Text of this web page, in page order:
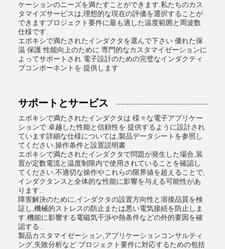
ケーションのニーズを満たすことができます.私たちのカス
タマイズサービスは,理想的な現在の評価を選択することが
できますプロジェクト要件に最も適した温度範囲と周波数
仕様です.
エポキシで満たされたインダクタを選んで下さい 優れた保
温 保護 性能向上のために 専門的なカスタマイゼーションに
よってサポートされ 電子設計のための完璧なインダクティ
ブコンポーネントを 提供します
サポートとサービス
エポキシで満たされたインダクタは 様々な電子アプリケー
ションで 卓越した性能と信頼性を 提供するように設計され
ています詳細な仕様については,製品データシートを参照し
てください.操作条件と設置説明書
エポキシで満たされたインダクタで問題が発生した場合,装
置が定数電流と温度制限内で使用されていることを確認し
てください.不適切な操作やこれらの限界値を超えることで,
インダクタンスと全体的な性能に影響を与える可能性があ
ります..
障害解決のために,インダクタの設置方向性と溶接品質を検
証し,機械的ストレスの防止または悪い電気接続を防止しま
す.機能に影響する電磁気干渉や熱条件などの外的要因を確
認する..
製品カスタマイゼーション,アプリケーションコンサルティ
ング,失敗分析など プロジェクト要件に対応するための包括